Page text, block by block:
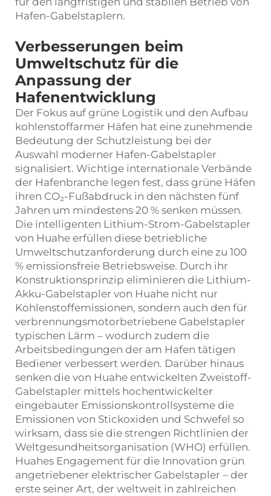
Hafen-Gabelstaplern.
Verbesserungen beim
Umweltschutz für die
Anpassung der
Hafenentwicklung
Der Fokus auf grüne Logistik und den Aufbau
kohlenstoffarmer Häfen hat eine zunehmende
Bedeutung der Schutzleistung bei der
Auswahl moderner Hafen-Gabelstapler
signalisiert. Wichtige internationale Verbände
der Hafenbranche legen fest, dass grüne Häfen
ihren CO₂-Fußabdruck in den nächsten fünf
Jahren um mindestens 20 % senken müssen.
Die intelligenten Lithium-Strom-Gabelstapler
von Huahe erfüllen diese betriebliche
Umweltschutzanforderung durch eine zu 100
% emissionsfreie Betriebsweise. Durch ihr
Konstruktionsprinzip eliminieren die Lithium-
Akku-Gabelstapler von Huahe nicht nur
Kohlenstoffemissionen, sondern auch den für
verbrennungsmotorbetriebene Gabelstapler
typischen Lärm – wodurch zudem die
Arbeitsbedingungen der am Hafen tätigen
Bediener verbessert werden. Darüber hinaus
senken die von Huahe entwickelten Zweistoff-
Gabelstapler mittels hochentwickelter
eingebauter Emissionskontrollsysteme die
Emissionen von Stickoxiden und Schwefel so
wirksam, dass sie die strengen Richtlinien der
Weltgesundheitsorganisation (WHO) erfüllen.
Huahes Engagement für die Innovation grün
angetriebener elektrischer Gabelstapler – der
erste seiner Art, der weltweit in zahlreichen